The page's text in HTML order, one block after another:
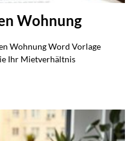
Wohnung
Wohnung Word Vorlage
Ihr Mietverhältnis